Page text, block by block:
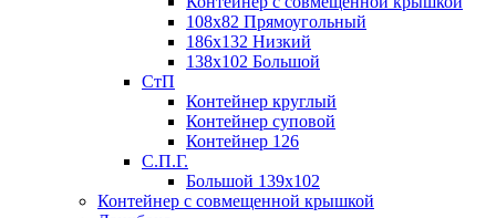
108х82 Прямоугольный
186х132 Низкий
138х102 Большой
СтП
Контейнер круглый
Контейнер суповой
Контейнер 126
С.П.Г.
Большой 139х102
Контейнер с совмещенной крышкой